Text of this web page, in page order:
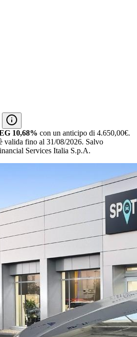
10,68% con un anticipo di 4.650,00€.
valida fino al 31/08/2026. Salvo
Services Italia S.p.A.